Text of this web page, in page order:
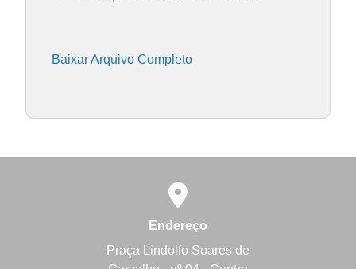
Baixar Arquivo Completo
Endereço
Praça Lindolfo Soares de